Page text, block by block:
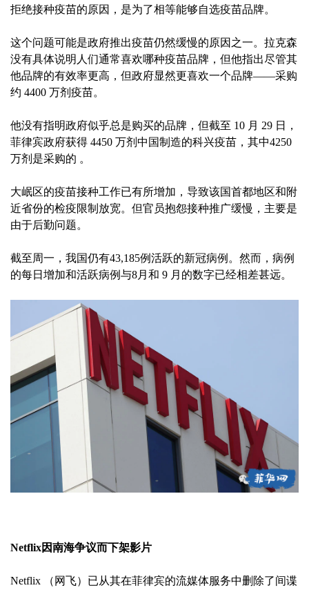
拒绝接种疫苗的原因，是为了相等能够自选疫苗品牌。
这个问题可能是政府推出疫苗仍然缓慢的原因之一。拉克森
没有具体说明人们通常喜欢哪种疫苗品牌，但他指出尽管其
他品牌的有效率更高，但政府显然更喜欢一个品牌——采购
约 4400 万剂疫苗。
他没有指明政府似乎总是购买的品牌，但截至 10 月 29 日，
菲律宾政府获得 4450 万剂中国制造的科兴疫苗，其中4250
万剂是采购的 。
大岷区的疫苗接种工作已有所增加，导致该国首都地区和附
近省份的检疫限制放宽。但官员抱怨接种推广缓慢，主要是
由于后勤问题。
截至周一，我国仍有43,185例活跃的新冠病例。然而，病例
的每日增加和活跃病例与8月和 9 月的数字已经相差甚远。
Netflix因南海争议而下架影片
Netflix （网飞）已从其在菲律宾的流媒体服务中删除了间谍